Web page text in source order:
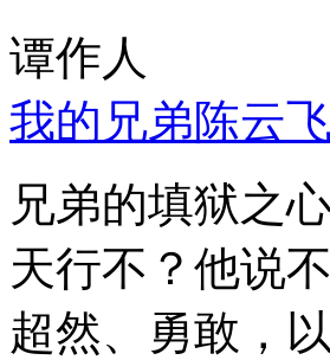
谭作人
我的兄弟陈云
兄弟的填狱之
天行不？他说
超然、勇敢，